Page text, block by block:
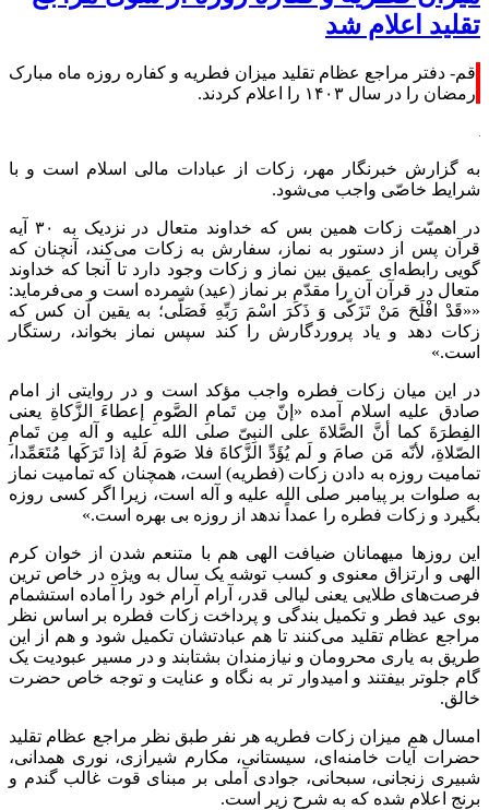
تقلید اعلام شد
قم- دفتر مراجع عظام تقلید میزان فطریه و کفاره روزه ماه مبارک
رمضان را در سال ۱۴۰۳ را اعلام کردند.
به گزارش خبرنگار مهر، زکات‏ از عبادات مالی اسلام است و با
شرایط خاصّی واجب می‌شود.
در اهمیّت‏ زکات همین بس که خداوند متعال در نزدیک به ۳۰ آیه
قرآن پس از دستور به نماز، سفارش به زکات می‌کند، آنچنان که
گویی رابطه‌ای عمیق بین نماز و زکات وجود دارد تا آنجا که خداوند
متعال در قرآن آن را مقدّم بر نماز (عید) شمرده است و می‌فرماید:
««قَدْ
افْلَحَ مَنْتَزَکّی‏ وَ ذَکَرَ اسْمَ رَبِّهِ فَصَلّی‏؛ به یقین آن کس که
زکات دهد و یاد پروردگارش را کند سپس نماز بخواند، رستگار
است.»
در این میان زکات‏ فطره واجب مؤکد است و در روایتی از امام
صادق علیه اسلام آمده « إنّ مِن تَمامِ الصَّومِ إعطاءَ الزَّکاةِ یعنی
الفِطرَةَ کما أنَّ الصَّلاةَ علی النبِیّ صلی الله علیه و آله مِن تَمامِ
الصّلاةِ، لأنّه مَن صامَ و لَم یُؤَدِّ الزَّکاةَ فلا صَومَ لَهُ إذا تَرَکَها مُتَعَمِّدا،
تمامیت روزه به دادن زکات (فطریه) است، همچنان که تمامیت نماز
به صلوات بر پیامبر صلی الله علیه و آله است، زیرا اگر کسی روزه
بگیرد و زکات فطره را عمداً ندهد از روزه بی بهره است.»
این روزها میهمانان ضیافت الهی هم با متنعم شدن از خوان کرم
الهی و ارتزاق معنوی و کسب توشه یک سال به ویژه در خاص ترین
فرصت‌های طلایی یعنی لیالی قدر، آرام آرام خود را آماده استشمام
بوی عید فطر و تکمیل بندگی و پرداخت زکات فطره بر اساس نظر
مراجع عظام تقلید می‌کنند تا هم عبادتشان تکمیل شود و هم از این
طریق به یاری محرومان و نیازمندان بشتابند و در مسیر عبودیت یک
گام جلوتر بیفتند و امیدوار تر به نگاه و عنایت و توجه خاص حضرت
خالق.
امسال هم میزان زکات فطریه هر نفر طبق نظر مراجع عظام تقلید
حضرات آیات خامنه‌ای، سیستانی، مکارم شیرازی، نوری همدانی،
شبیری زنجانی، سبحانی، جوادی آملی بر مبنای قوت غالب گندم و
برنج اعلام شده که به شرح زیر است.